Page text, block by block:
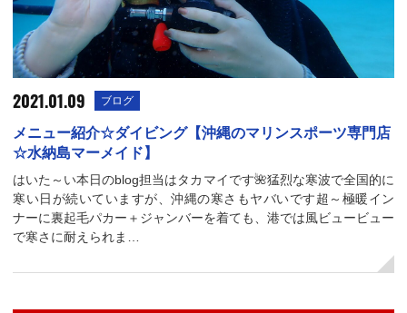
2021.01.09 ブログ
メニュー紹介☆ダイビング【沖縄のマリンスポーツ専門店
☆水納島マーメイド】
はいた～い本日のblog担当はタカマイです🌺猛烈な寒波で全国的に
寒い日が続いていますが、沖縄の寒さもヤバいです超～極暖イン
ナーに裏起毛パカー＋ジャンバーを着ても、港では風ビュービュー
で寒さに耐えられま…